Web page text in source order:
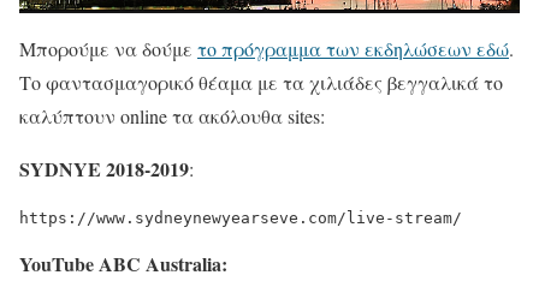
Μπορούμε να δούμε το πρόγραμμα των εκδηλώσεων εδώ.
Το φαντασμαγορικό θέαμα με τα χιλιάδες βεγγαλικά το
καλύπτουν online τα ακόλουθα sites:
SYDNYE 2018-2019:
https://www.sydneynewyearseve.com/live-stream/
YouTube ABC Australia: